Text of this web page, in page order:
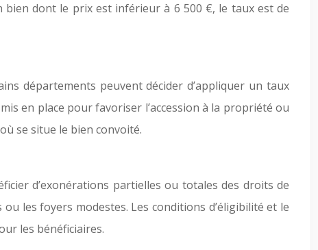
bien dont le prix est inférieur à 6 500 €, le taux est de
départements peuvent décider d’appliquer un taux
en place pour favoriser l’accession à la propriété ou
se situe le bien convoité.
d’exonérations partielles ou totales des droits de
les foyers modestes. Les conditions d’éligibilité et le
les bénéficiaires.